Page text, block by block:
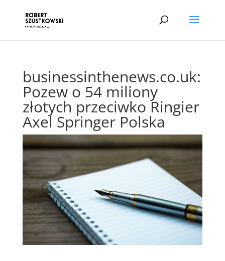
businessinthenews.co.uk:
Pozew o 54 miliony
złotych przeciwko Ringier
Axel Springer Polska